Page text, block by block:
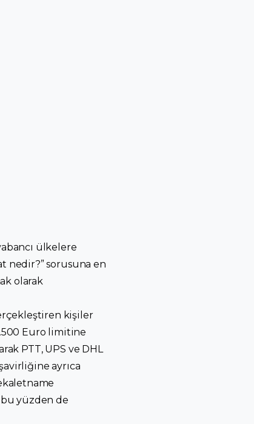
ülkelere
nedir?” sorusuna en
olarak
kişiler
Euro limitine
PTT, UPS ve DHL
ayrıca
yüzden de